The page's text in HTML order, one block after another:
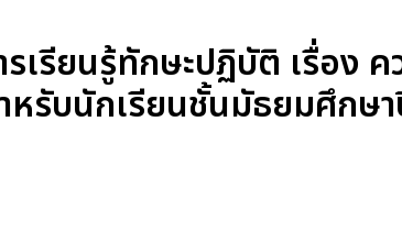
รียนรู้ทักษะปฏิบัติ เรื่อง ค
หรับนักเรียนชั้นมัธยมศึกษ